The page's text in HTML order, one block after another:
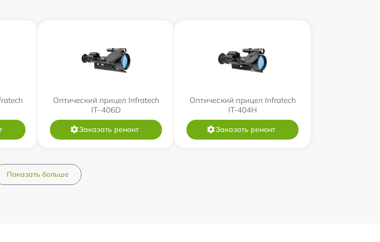
Оптический прицел Infratech
IT–406D
Заказать ремонт
Оптический прицел Infratech
IT-404H
Заказать ремонт
Показать больше